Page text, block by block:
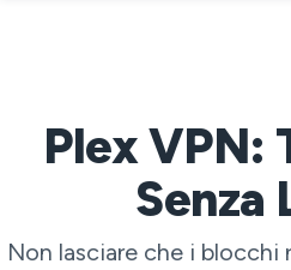
Plex VPN:
Senza
Non lasciare che i blocchi